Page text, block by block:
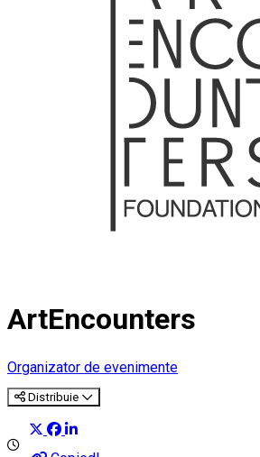
ArtEncounters
Organizator de evenimente
Distribuie